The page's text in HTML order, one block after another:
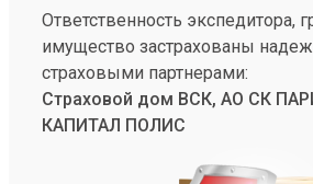
Ответственность экспедитора,
имущество застрахованы
страховыми партнерами:
Страховой дом ВСК, АО СК
КАПИТАЛ ПОЛИС